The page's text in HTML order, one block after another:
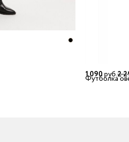
1 090руб.2
Футболка